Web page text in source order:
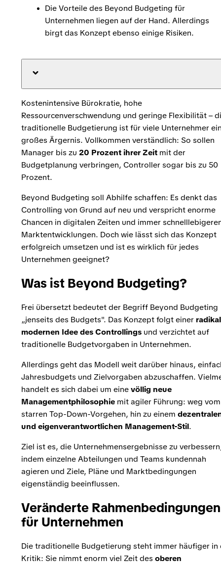
Die Vorteile des Beyond Budgeting für
Unternehmen liegen auf der Hand. Allerdings
birgt das Konzept ebenso einige Risiken.
Kostenintensive Bürokratie, hohe
Ressourcenverschwendung und geringe Flexibilität –
traditionelle Budgetierung ist für viele Unternehmer
großes Ärgernis. Vollkommen verständlich: So sollen
Manager bis zu 20 Prozent ihrer Zeit mit der
Budgetplanung verbringen, Controller sogar bis zu 50
Prozent.
Beyond Budgeting soll Abhilfe schaffen: Es denkt das
Controlling von Grund auf neu und verspricht enorme
Chancen in digitalen Zeiten und immer
Marktentwicklungen. Doch wie lässt sich das Konzept
erfolgreich umsetzen und ist es wirklich für jedes
Unternehmen geeignet?
Was ist Beyond Budgeting?
Frei übersetzt bedeutet der Begriff Beyond Budgeting
„jenseits des Budgets". Das Konzept folgt einer radikal
modernen Idee des Controllings und verzichtet auf
traditionelle Budgetvorgaben in Unternehmen.
Allerdings geht das Modell weit darüber hinaus,
Jahresbudgets und Zielvorgaben abzuschaffen.
handelt es sich dabei um einevöllig neue
Managementphilosophie mit agiler Führung: weg vom
starren Top-Down-Vorgehen, hin zu einem
und eigenverantwortlichen Management-Stil.
Ziel ist es, die Unternehmensergebnisse zu
indem einzelne Abteilungen und Teams kundennah
agieren und Ziele, Pläne und Marktbedingungen
eigenständig beeinflussen.
Veränderte Rahmenbedingungen
für Unternehmen
Die traditionelle Budgetierung steht immer häufiger in
Kritik: Sie nimmt enorm viel Zeit des oberen